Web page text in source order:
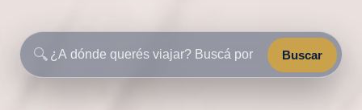
🔍 Buscar